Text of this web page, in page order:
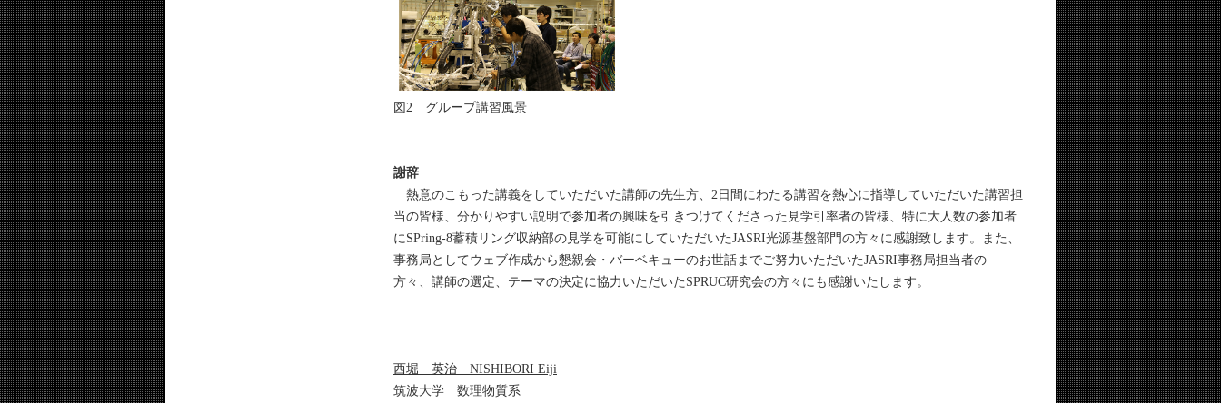
図2 グループ講習風景
謝辞
熱意のこもった講義をしていただいた講師の先生方、2日間にわたる講習を熱心に指導していただいた講習担
当の皆様、分かりやすい説明で参加者の興味を引きつけてくださった見学引率者の皆様、特に大人数の参加者
にSPring-8蓄積リング収納部の見学を可能にしていただいたJASRI光源基盤部門の方々に感謝致します。また、
事務局としてウェブ作成から懇親会・バーベキューのお世話までご努力いただいたJASRI事務局担当者の
方々、講師の選定、テーマの決定に協力いただいたSPRUC研究会の方々にも感謝いたします。
西堀 英治 NISHIBORI Eiji
筑波大学 数理物質系